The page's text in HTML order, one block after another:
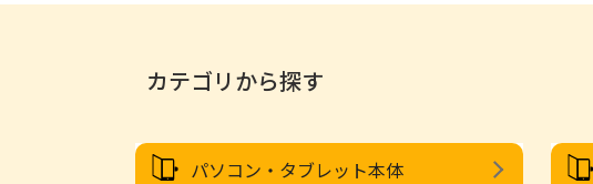
カテゴリから探す
パソコン・タブレット本体